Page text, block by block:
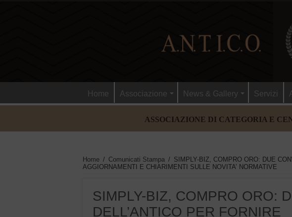
Home Associazione News & Gallery Servizi
ASSOCIAZIONE DI CATEGORIA E
Home / Comunicati Stampa / SIMPLY-BIZ, COMPRO ORO: DUE
AGGIORNAMENTI E CHIARIMENTI SULLE NOVITA’ NORMATIVE
SIMPLY-BIZ, COMPRO ORO:
DELL’ANTICO PER FORNIRE